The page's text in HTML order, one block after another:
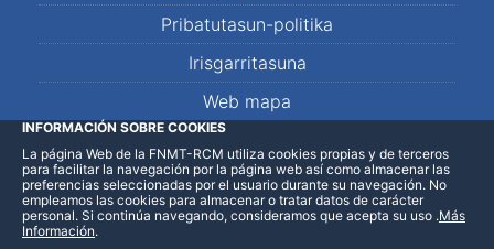
Pribatutasun-politika
Irisgarritasuna
Web mapa
LinkedInFacebookWhatsApp
INFORMACIÓN SOBRE COOKIES
La página Web de la FNMT-RCM utiliza cookies propias y de terceros
para facilitar la navegación por la página web así como almacenar las
preferencias seleccionadas por el usuario durante su navegación. No
empleamos las cookies para almacenar o tratar datos de carácter
personal. Si continúa navegando, consideramos que acepta su uso .Más
Información.